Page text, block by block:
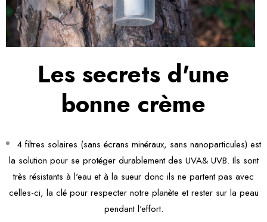
Les secrets d'une
bonne crème
4 filtres solaires (sans écrans minéraux, sans nanoparticules) est
la solution pour se protéger durablement des UVA& UVB. Ils sont
très résistants à l'eau et à la sueur donc ils ne partent pas avec
celles-ci, la clé pour respecter notre planète et rester sur la peau
pendant l'effort.